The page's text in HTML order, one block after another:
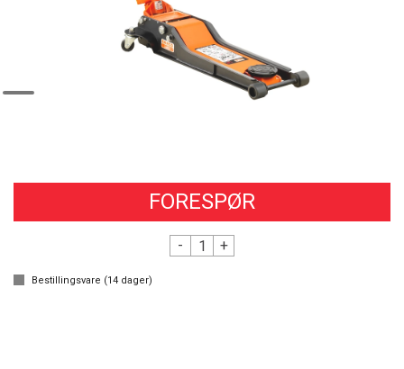
FORESPØR
- +
Bestillingsvare (14 dager)